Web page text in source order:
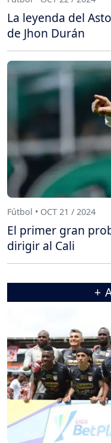
La leyenda del
de Jhon Durán
Fútbol • OCT 21 / 2024
El primer gran
dirigir al Cali
+